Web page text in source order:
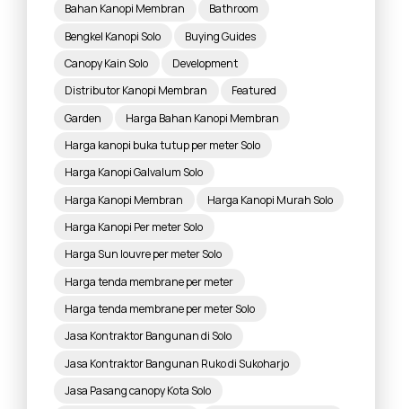
Bahan Kanopi Membran
Bathroom
Bengkel Kanopi Solo
Buying Guides
Canopy Kain Solo
Development
Distributor Kanopi Membran
Featured
Garden
Harga Bahan Kanopi Membran
Harga kanopi buka tutup per meter Solo
Harga Kanopi Galvalum Solo
Harga Kanopi Membran
Harga Kanopi Murah Solo
Harga Kanopi Per meter Solo
Harga Sun louvre per meter Solo
Harga tenda membrane per meter
Harga tenda membrane per meter Solo
Jasa Kontraktor Bangunan di Solo
Jasa Kontraktor Bangunan Ruko di Sukoharjo
Jasa Pasang canopy Kota Solo